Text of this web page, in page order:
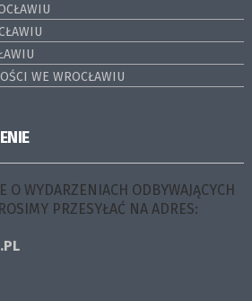
WE WROCŁAWIU
O WYDARZENIACH ODBYWAJĄCYCH
PRZESYŁAĆ NA ADRES: